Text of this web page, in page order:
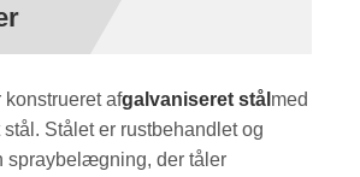
afgalvaniseret stål med
Stålet er rustbehandlet og
spraybelægning, der tåler